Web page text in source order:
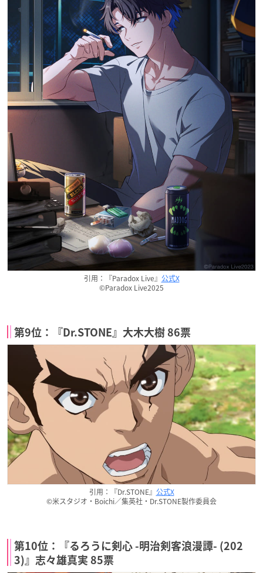
引用：『Paradox Live』 公式X
©Paradox Live2025
第9位：『Dr.STONE』大木大樹 86票
引用：『Dr.STONE』 公式X
©米スタジオ・Boichi／集英社・Dr.STONE製作委員会
第10位：『るろうに剣心 -明治剣客浪漫譚- (202
3)』志々雄真実 85票